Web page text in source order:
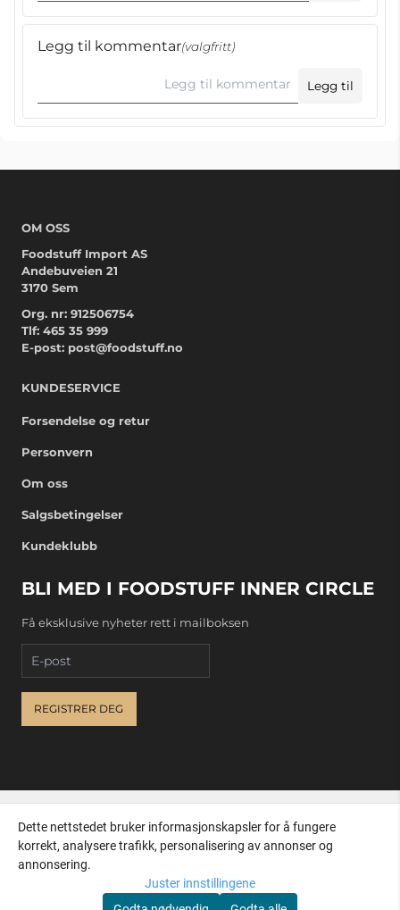
Legg til kommentar(valgfritt)
Legg til
OM OSS
Foodstuff Import AS
Andebuveien 21
3170 Sem
Org. nr: 912506754
Tlf: 465 35 999
E-post: post@foodstuff.no
KUNDESERVICE
Forsendelse og retur
Personvern
Om oss
Salgsbetingelser
Kundeklubb
BLI MED I FOODSTUFF INNER CIRCLE
Få eksklusive nyheter rett i mailboksen
REGISTRER DEG
Dette nettstedet bruker informasjonskapsler for å fungere
korrekt, analysere trafikk, personalisering av annonser og
annonsering.
Juster innstillingene